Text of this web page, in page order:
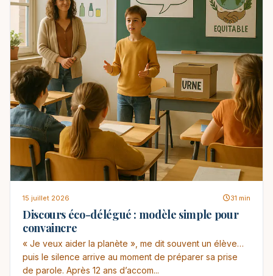
15 juillet 2026 31 min
Discours éco-délégué : modèle simple pour
convaincre
« Je veux aider la planète », me dit souvent un élève…
puis le silence arrive au moment de préparer sa prise
de parole. Après 12 ans d’accom...